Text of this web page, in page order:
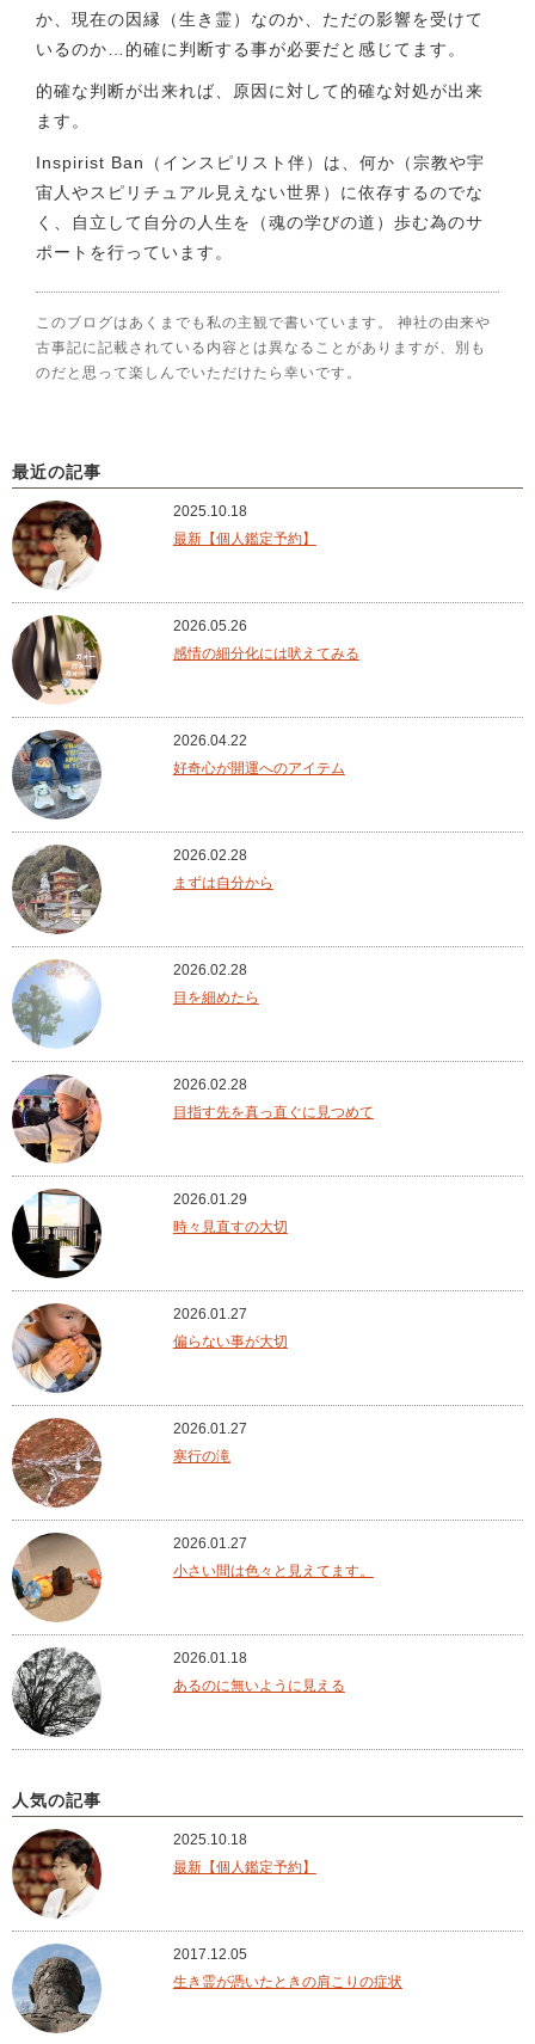
か、現在の因縁（生き霊）なのか、ただの影響を受けて
いるのか…的確に判断する事が必要だと感じてます。
的確な判断が出来れば、原因に対して的確な対処が出来
ます。
Inspirist Ban（インスピリスト伴）は、何か（宗教や宇
宙人やスピリチュアル見えない世界）に依存するのでな
く、自立して自分の人生を（魂の学びの道）歩む為のサ
ポートを行っています。
このブログはあくまでも私の主観で書いています。 神社の由来や
古事記に記載されている内容とは異なることがありますが、別も
のだと思って楽しんでいただけたら幸いです。
最近の記事
2025.10.18
最新【個人鑑定予約】
2026.05.26
感情の細分化には吠えてみる
2026.04.22
好奇心が開運へのアイテム
2026.02.28
まずは自分から
2026.02.28
目を細めたら
2026.02.28
目指す先を真っ直ぐに見つめて
2026.01.29
時々見直すの大切
2026.01.27
偏らない事が大切
2026.01.27
寒行の滝
2026.01.27
小さい間は色々と見えてます。
2026.01.18
あるのに無いように見える
人気の記事
2025.10.18
最新【個人鑑定予約】
2017.12.05
生き霊が憑いたときの肩こりの症状